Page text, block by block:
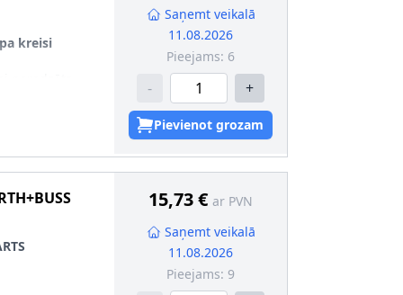
[°C]:+125
kreisi
paredzēts
pacēlājiem,
2:ar rāmi
Saņemt veikalā
11.08.2026
Pieejams: 6
- +
Pievienot grozam
15,73 € ar PVN
Saņemt veikalā
11.08.2026
Pieejams: 9